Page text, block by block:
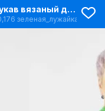
Джемпер реглан короткий рукав вязаный для демисезона
зеленая_лужайка